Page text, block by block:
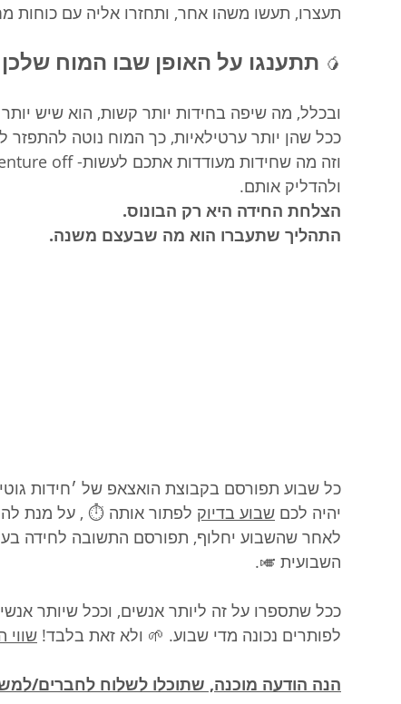
תעצרו, תעשו משהו אחר, ותחזרו אליה עם כוחות
🥭 תתענגו על האופן שבו המוח
ובכלל, מה שיפה בחידות יותר קשות, הוא שיש
ככל שהן יותר ערטילאיות, כך המוח נוטה להתפזר
ולהדליק אותם.
הצלחת החידה היא רק הבונוס.
התהליך שתעברו הוא מה שבעצם משנה.
כל שבוע תפורסם בקבוצת הואצאפ של ׳חידות
יהיה לכם שבוע בדיוק לפתור אותה ⏱️ , על מנת
לאחר שהשבוע יחלוף, תפורסם התשובה לחידה
השבועית 🎺.
ככל שתספרו על זה ליותר אנשים, וככל שיותר
לפותרים נכונה מדי שבוע. 🌱 ולא זאת בלבד! שווי
הנה הודעה מוכנה, שתוכלו לשלוח לחברים/